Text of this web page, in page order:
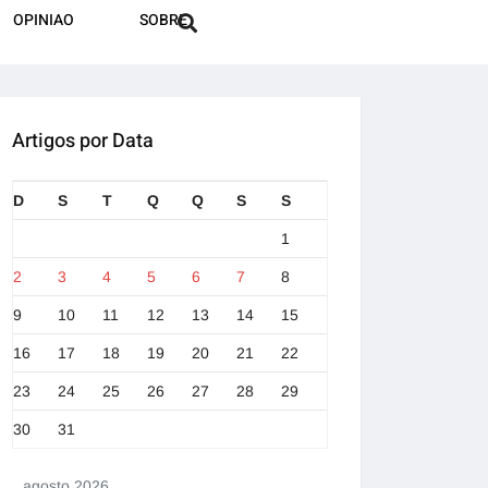
OPINIAO SOBRE
Artigos por Data
D S T Q Q S S
1
2 3 4 5 6 7 8
9 10 11 12 13 14 15
16 17 18 19 20 21 22
23 24 25 26 27 28 29
30 31